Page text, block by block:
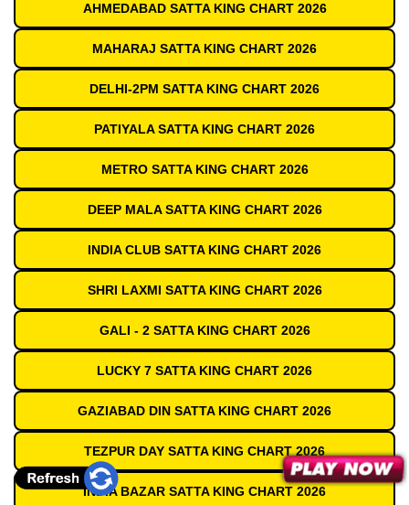
AHMEDABAD SATTA KING CHART 2026
MAHARAJ SATTA KING CHART 2026
DELHI-2PM SATTA KING CHART 2026
PATIYALA SATTA KING CHART 2026
METRO SATTA KING CHART 2026
DEEP MALA SATTA KING CHART 2026
INDIA CLUB SATTA KING CHART 2026
SHRI LAXMI SATTA KING CHART 2026
GALI - 2 SATTA KING CHART 2026
LUCKY 7 SATTA KING CHART 2026
GAZIABAD DIN SATTA KING CHART 2026
TEZPUR DAY SATTA KING CHART 2026
INDIA BAZAR SATTA KING CHART 2026